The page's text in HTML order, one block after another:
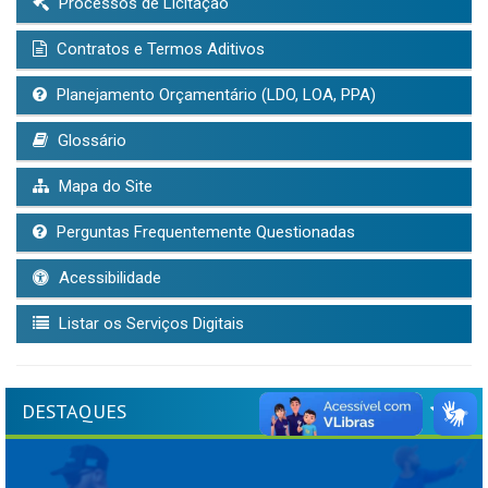
Contratos e Termos Aditivos
Planejamento Orçamentário (LDO, LOA, PPA)
Glossário
Mapa do Site
Perguntas Frequentemente Questionadas
Acessibilidade
Listar os Serviços Digitais
DESTAQUES